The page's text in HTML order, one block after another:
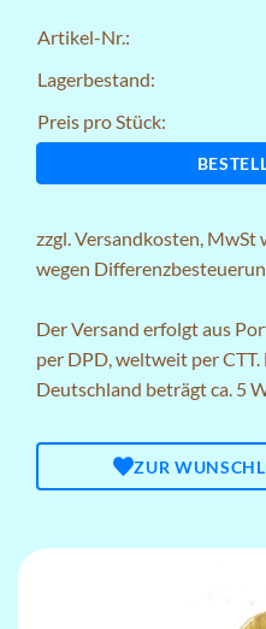
Artikel-Nr.:
Lagerbestand:
Preis pro Stück:
zzgl.Versandkosten, MwSt
wegen
Der Versand erfolgt aus
per DPD, weltweit per
Deutschland beträgt ca. 5
ZUR